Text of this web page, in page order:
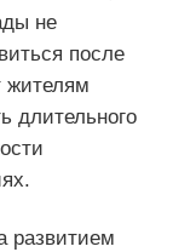
не
после
жителям
длительного
развитием